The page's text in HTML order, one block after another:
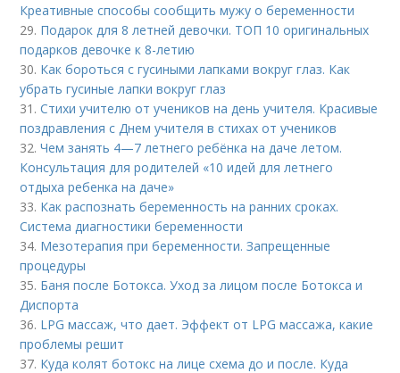
Креативные способы сообщить мужу о беременности
29. Подарок для 8 летней девочки. ТОП 10 оригинальных
подарков девочке к 8-летию
30. Как бороться с гусиными лапками вокруг глаз. Как
убрать гусиные лапки вокруг глаз
31.Стихи учителю от учеников на день учителя. Красивые
поздравления с Днем учителя в стихах от учеников
32.Чем занять 4—7 летнего ребёнка на даче летом.
Консультация для родителей «10 идей для летнего
отдыха ребенка на даче»
33. Как распознать беременность на ранних сроках.
Система диагностики беременности
34. Мезотерапия при беременности. Запрещенные
процедуры
35. Баня после Ботокса. Уход за лицом после Ботокса и
Диспорта
36. LPG массаж, что дает. Эффект от LPG массажа, какие
проблемы решит
37. Куда колят ботокс на лице схема до и после. Куда